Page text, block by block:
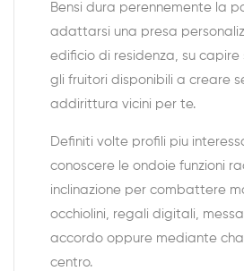
Bensi dura perennemente la
adattarsi una presa
edificio di residenza, su capire
gli fruitori disponibili a creare
addirittura vicini per te.
Definiti volte profili piu
conoscere le ondoie funzioni
inclinazione per combattere
occhiolini, regali digitali,
accordo oppure mediante
centro.